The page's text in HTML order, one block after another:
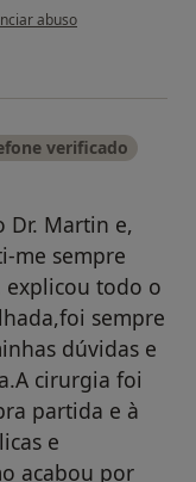
do utilizador Deborah
abuso
verificado
Dr. Martin e,
me sempre
explicou todo o
sempre
dúvidas e
cirurgia foi
partida e à
e
acabou por